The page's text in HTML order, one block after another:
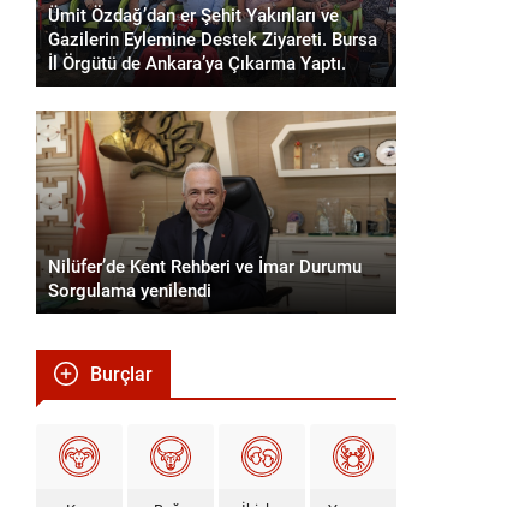
Ümit Özdağ’dan er Şehit Yakınları ve
Gazilerin Eylemine Destek Ziyareti. Bursa
İl Örgütü de Ankara’ya Çıkarma Yaptı.
Nilüfer’de Kent Rehberi ve İmar Durumu
Sorgulama yenilendi
Burçlar